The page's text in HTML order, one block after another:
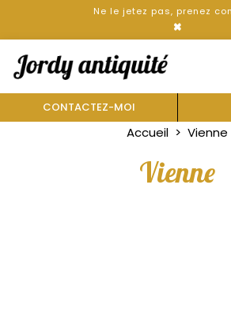
Ne le jetez pas, prenez
×
CONTACTEZ-MOI
Accueil Vienne
Vienne